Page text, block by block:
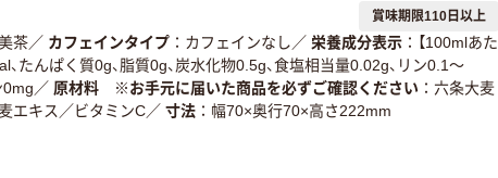
ポイントです。詳しくはページ下部の商品詳細「アスクル商品環境スコ
」で確認できます。
賞味期限110日以上
茶／ カフェインタイプ カフェインなし ／ 栄養成分表示
【100mlあた
、たんぱく質0g、脂質0g、炭水化物0.5g、食塩相当量0.02g、リン0.1～
0mg ／ 原材料 ※お手元に届いた商品を必ずご確認ください
六条大麦
麦エキス／ビタミンC／ 寸法
幅70×奥行70×高さ222mm